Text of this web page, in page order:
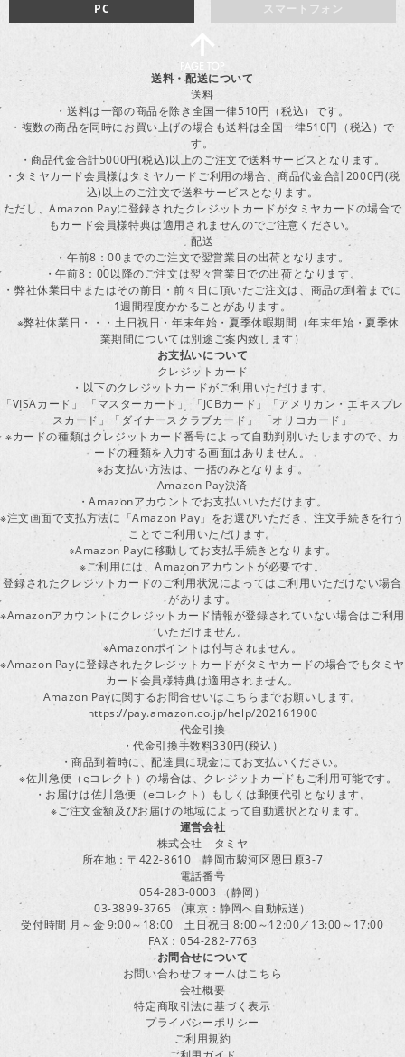
スマートフォン
PC
送料・配送について
送料
・送料は一部の商品を除き全国一律510円（税込）です。
・複数の商品を同時にお買い上げの場合も送料は全国一律510円（税込）で
す。
・商品代金合計5000円(税込)以上のご注文で送料サービスとなります。
・タミヤカード会員様はタミヤカードご利用の場合、商品代金合計2000円(税
込)以上のご注文で送料サービスとなります。
ただし、Amazon Payに登録されたクレジットカードがタミヤカードの場合で
もカード会員様特典は適用されませんのでご注意ください。
配送
・午前8：00までのご注文で翌営業日の出荷となります。
・午前8：00以降のご注文は翌々営業日での出荷となります。
・弊社休業日中またはその前日・前々日に頂いたご注文は、商品の到着までに
1週間程度かかることがあります。
※弊社休業日・・・土日祝日・年末年始・夏季休暇期間（年末年始・夏季休
業期間については別途ご案内致します）
お支払いについて
クレジットカード
・以下のクレジットカードがご利用いただけます。
「VISAカード」 「マスターカード」 「JCBカード」「アメリカン・エキスプレ
スカード」「ダイナースクラブカード」 「オリコカード」
※カードの種類はクレジットカード番号によって自動判別いたしますので、カ
ードの種類を入力する画面はありません。
※お支払い方法は、一括のみとなります。
Amazon Pay決済
・Amazonアカウントでお支払いいただけます。
※注文画面で支払方法に「Amazon Pay」をお選びいただき、注文手続きを行う
ことでご利用いただけます。
※Amazon Payに移動してお支払手続きとなります。
※ご利用には、Amazonアカウントが必要です。
登録されたクレジットカードのご利用状況によってはご利用いただけない場合
があります。
※Amazonアカウントにクレジットカード情報が登録されていない場合はご利用
いただけません。
※Amazonポイントは付与されません。
※Amazon Payに登録されたクレジットカードがタミヤカードの場合でもタミヤ
カード会員様特典は適用されません。
Amazon Payに関するお問合せいはこちらまでお願いします。
https://pay.amazon.co.jp/help/202161900
代金引換
・代金引換手数料330円(税込）
・商品到着時に、配達員に現金にてお支払いください。
※佐川急便（eコレクト）の場合は、クレジットカードもご利用可能です。
・お届けは佐川急便（eコレクト）もしくは郵便代引となります。
※ご注文金額及びお届けの地域によって自動選択となります。
運営会社
株式会社 タミヤ
所在地：〒422-8610 静岡市駿河区恩田原3-7
電話番号
054-283-0003 （静岡）
03-3899-3765 （東京：静岡へ自動転送）
受付時間 月～金 9:00～18:00 土日祝日 8:00～12:00／13:00～17:00
FAX：054-282-7763
お問合せについて
お問い合わせフォームはこちら
会社概要
特定商取引法に基づく表示
プライバシーポリシー
ご利用規約